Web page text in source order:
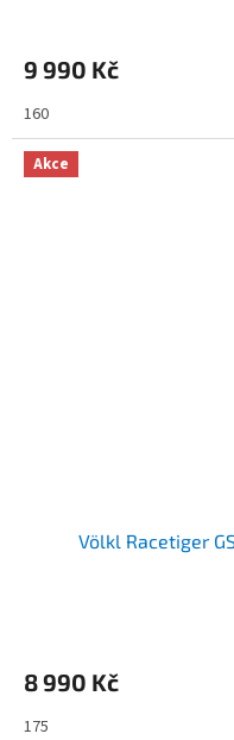
9 990 Kč
160
Akce
Völkl Racetiger
8 990 Kč
175